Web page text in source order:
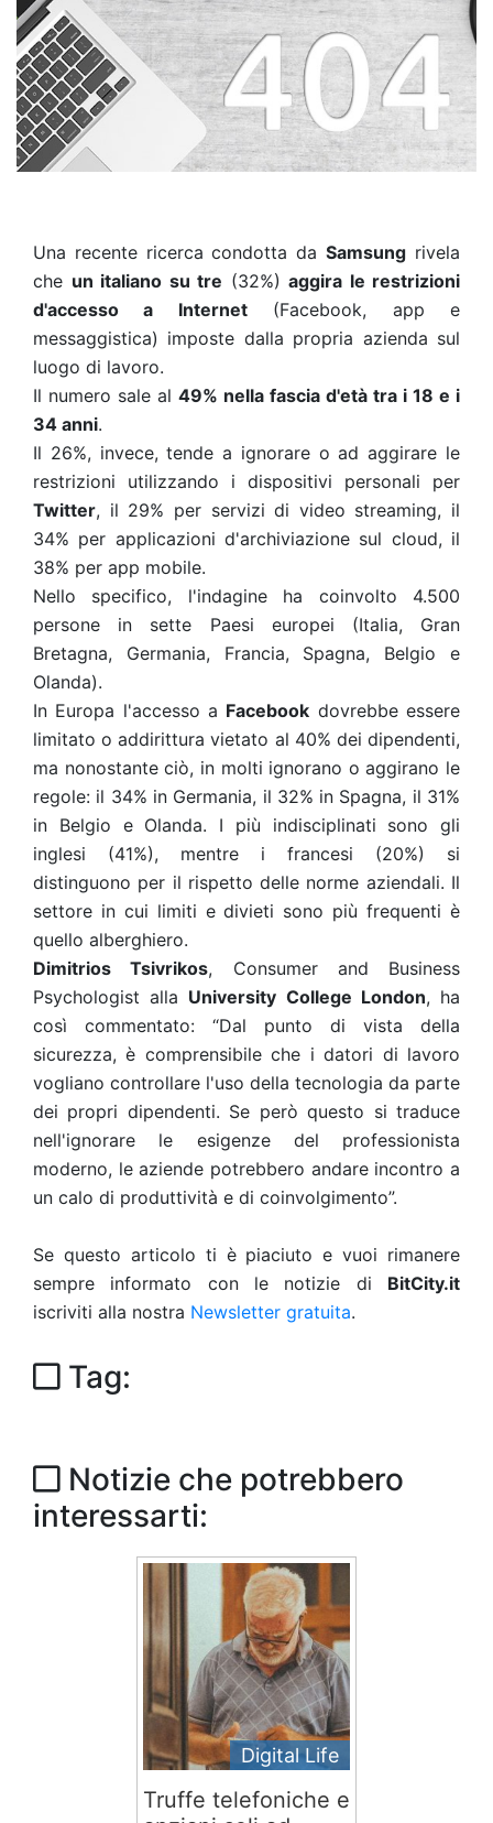
Una recente ricerca condotta daSamsung rivela
che un italiano su tre (32%) aggira le restrizioni
d'accesso a Internet(Facebook, app e
messaggistica) imposte dalla propria azienda sul
luogo di lavoro.
Il numero sale al 49% nella fascia d'età tra i 18 e i
34 anni.
Il 26%, invece, tende a ignorare o ad aggirare le
restrizioni utilizzando i dispositivi personali per
Twitter, il 29% per servizi di video streaming, il
34% per applicazioni d'archiviazione sul cloud, il
38% per app mobile.
Nello specifico, l'indagine ha coinvolto 4.500
persone in sette Paesi europei (Italia, Gran
Bretagna, Germania, Francia, Spagna, Belgio e
Olanda).
In Europa l'accesso a Facebook dovrebbe essere
limitato o addirittura vietato al 40% dei dipendenti,
ma nonostante ciò, in molti ignorano o aggirano le
regole: il 34% in Germania, il 32% in Spagna, il 31%
in Belgio e Olanda. I più indisciplinati sono gli
inglesi (41%), mentre i francesi (20%) si
distinguono per il rispetto delle norme aziendali. Il
settore in cui limiti e divieti sono più frequenti è
quello alberghiero.
Dimitrios Tsivrikos, Consumer and Business
Psychologist alla University College London, ha
così commentato: “Dal punto di vista della
sicurezza, è comprensibile che i datori di lavoro
vogliano controllare l'uso della tecnologia da parte
dei propri dipendenti. Se però questo si traduce
nell'ignorare le esigenze del professionista
moderno, le aziende potrebbero andare incontro a
un calo di produttività e di coinvolgimento”.
Se questo articolo ti è piaciuto e vuoi rimanere
sempre informato con le notizie di BitCity.it
iscriviti alla nostra Newsletter gratuita.
Tag:
Notizie che potrebbero
interessarti:
Digital Life
Truffe telefoniche e